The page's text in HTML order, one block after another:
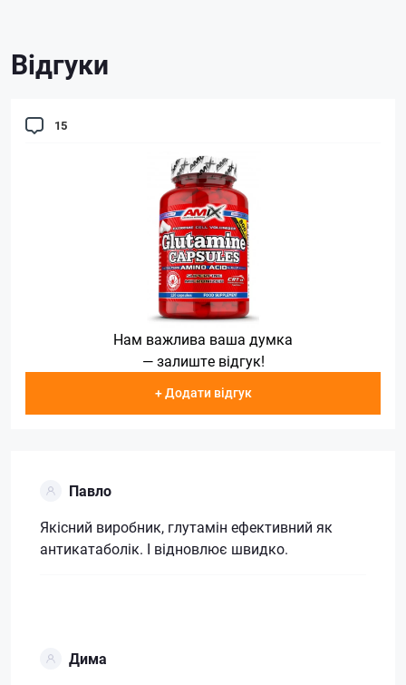
Відгуки
15
Нам важлива ваша думка
— залиште відгук!
+ Додати відгук
Павло
Якісний виробник, глутамін ефективний як
антикатаболік. І відновлює швидко.
Дима